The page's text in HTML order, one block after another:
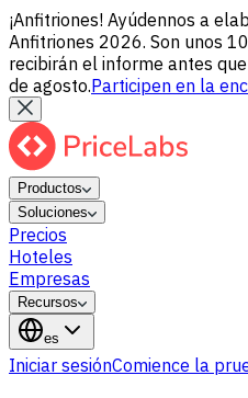
¡Anfitriones! Ayúdennos a
Anfitriones 2026. Son unos
recibirán el informe antes
de agosto.Participen en la
Productos
Soluciones
Precios
Hoteles
Empresas
Recursos
es
Iniciar sesiónComience la